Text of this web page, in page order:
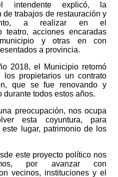
intendente explicó, la
de trabajos de restauración y
a realizar en el
teatro, acciones encaradas
y otras en con
a provincia.
2018, el Municipio retomó
los propietarios un contrato
que se fue renovando y
durante todos estos años.
preocupación, nos ocupa
esta coyuntura, para
lugar, patrimonio de los
este proyecto político nos
por avanzar con
vecinos, instituciones y el